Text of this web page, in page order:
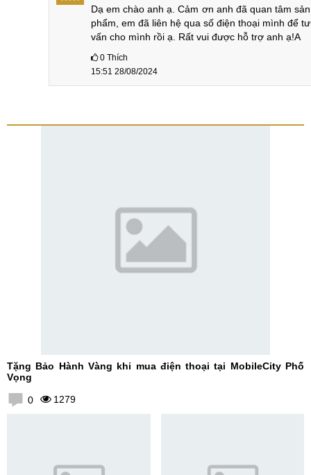
Dạ em chào anh ạ. Cảm ơn anh đã quan tâm sản
phẩm, em đã liên hệ qua số điện thoại mình để tư
vấn cho mình rồi ạ. Rất vui được hỗ trợ anh ạ!A
0 Thích
15:51 28/08/2024
Tặng Bảo Hành Vàng khi mua điện thoại tại MobileCity Phố
Vọng
0 1279